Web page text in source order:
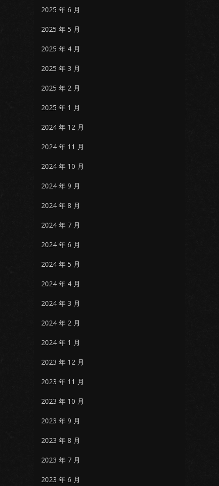
2025 年 6 月
2025 年 5 月
2025 年 4 月
2025 年 3 月
2025 年 2 月
2025 年 1 月
2024 年 12 月
2024 年 11 月
2024 年 10 月
2024 年 9 月
2024 年 8 月
2024 年 7 月
2024 年 6 月
2024 年 5 月
2024 年 4 月
2024 年 3 月
2024 年 2 月
2024 年 1 月
2023 年 12 月
2023 年 11 月
2023 年 10 月
2023 年 9 月
2023 年 8 月
2023 年 7 月
2023 年 6 月